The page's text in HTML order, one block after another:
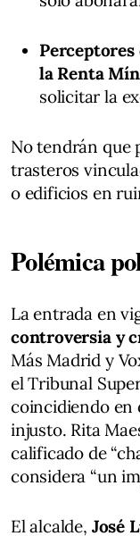
la Renta
solicitar la
No tendrán que
trasteros
o edificios en
Polémica
La entrada en
controversia y
Más Madrid y
el Tribunal
coincidiendo en
injusto. Rita
calificado de
considera “un
El alcalde, José